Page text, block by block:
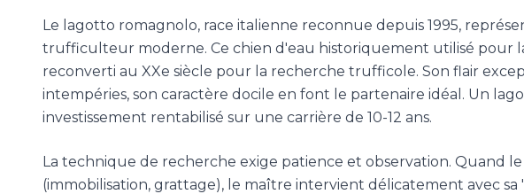
Le lagotto romagnolo, race italienne reconnue depuis 1995,
trufficulteur moderne. Ce chien d'eau historiquement utilisé pour
reconverti au XXe siècle pour la recherche trufficole. Son flair
intempéries, son caractère docile en font le partenaire idéal. Un
investissement rentabilisé sur une carrière de 10-12 ans.
La technique de recherche exige patience et observation. Quand
(immobilisation, grattage), le maître intervient délicatement avec